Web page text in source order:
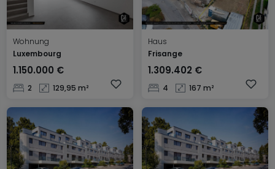
Wohnung
Luxembourg
1.150.000 €
2 129,95 m²
Haus
Frisange
1.309.402 €
4 167 m²